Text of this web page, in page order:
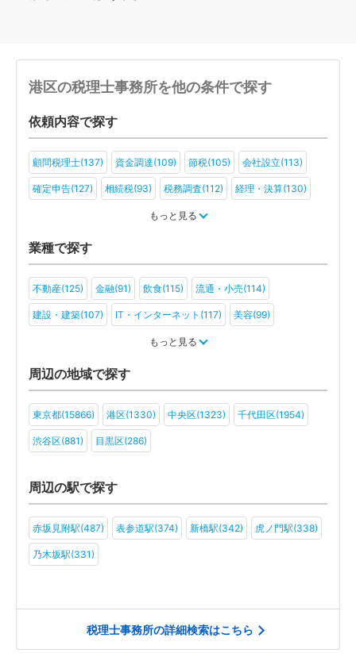
港区の税理士事務所を他の条件で探す
依頼内容で探す
顧問税理士(137) 資金調達(109) 節税(105) 会社設立(113)
確定申告(127) 相続税(93) 税務調査(112) 経理・決算(130)
もっと見る
業種で探す
不動産(125) 金融(91) 飲食(115) 流通・小売(114)
建設・建築(107) IT・インターネット(117) 美容(99)
製造(107) 教育(88)
旅行・ホテル(84) アミューズメント・レジャー(75)
ファンド(49) 社会福祉法人(44) 医療法人(64) ＮＰＯ法人(46)
学校法人(41) 一般社団法人(63) その他(56)
もっと見る
周辺の地域で探す
東京都(15866) 港区(1330) 中央区(1323) 千代田区(1954)
渋谷区(881) 目黒区(286)
周辺の駅で探す
赤坂見附駅(487) 表参道駅(374) 新橋駅(342) 虎ノ門駅(338)
乃木坂駅(331)
税理士事務所の詳細検索はこちら